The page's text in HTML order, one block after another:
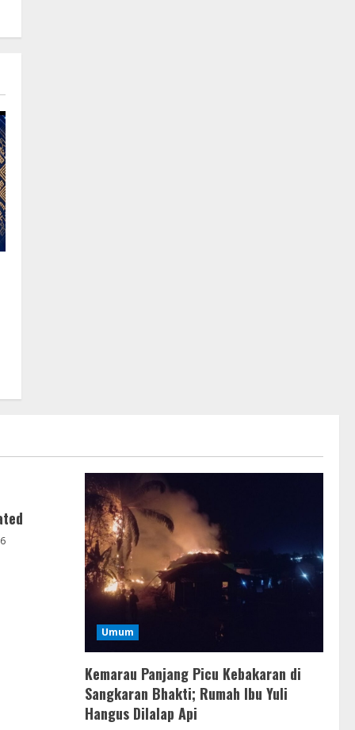
Umum
Kemarau Panjang Picu Kebakaran di
Sangkaran Bhakti; Rumah Ibu Yuli
Hangus Dilalap Api